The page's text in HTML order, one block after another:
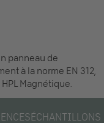
panneau de
à la norme EN 312,
Magnétique.
ÉCHANTILLONS